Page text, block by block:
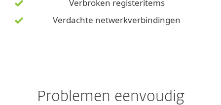
Verbroken registeritems
Verdachte netwerkverbindingen
Problemen eenvoudig